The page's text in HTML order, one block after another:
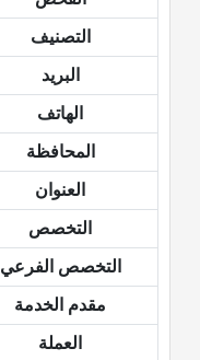
التصنيف
البريد
الهاتف
المحافظة
العنوان
التخصص
التخصص الفرعي
مقدم الخدمة
العملة